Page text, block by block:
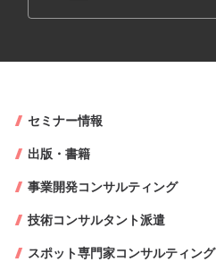
セミナー情報
出版・書籍
事業開発コンサルティング
技術コンサルタント派遣
スポット専門家コンサルティング